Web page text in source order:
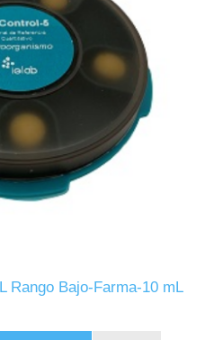
Rango Bajo-Farma-10 mL